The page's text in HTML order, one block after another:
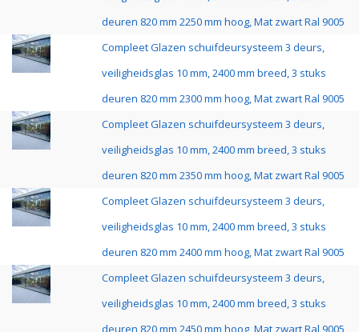
deuren 820 mm 2250 mm hoog, Mat zwart Ral 9005
Compleet Glazen schuifdeursysteem 3 deurs,
veiligheidsglas 10 mm, 2400 mm breed, 3 stuks
deuren 820 mm 2300 mm hoog, Mat zwart Ral 9005
Compleet Glazen schuifdeursysteem 3 deurs,
veiligheidsglas 10 mm, 2400 mm breed, 3 stuks
deuren 820 mm 2350 mm hoog, Mat zwart Ral 9005
Compleet Glazen schuifdeursysteem 3 deurs,
veiligheidsglas 10 mm, 2400 mm breed, 3 stuks
deuren 820 mm 2400 mm hoog, Mat zwart Ral 9005
Compleet Glazen schuifdeursysteem 3 deurs,
veiligheidsglas 10 mm, 2400 mm breed, 3 stuks
deuren 820 mm 2450 mm hoog, Mat zwart Ral 9005